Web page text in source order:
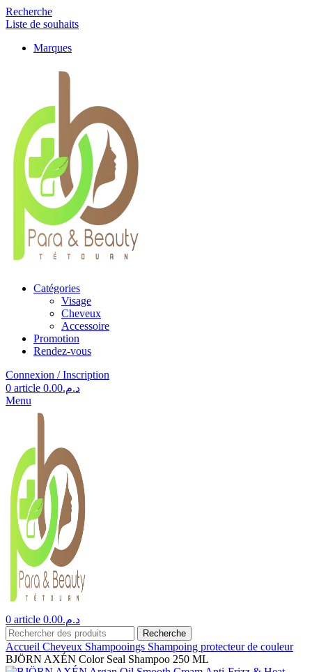
Recherche
Liste de souhaits
Marques
Catégories
Visage
Cheveux
Accessoire
Promotion
Rendez-vous
Connexion / Inscription
0 article د.م.0.00
Menu
0 article د.م.0.00
Recherche
Accueil Cheveux Shampooings Shampoing protecteur de couleur
BJÖRN AXÉN Color Seal Shampoo 250 ML